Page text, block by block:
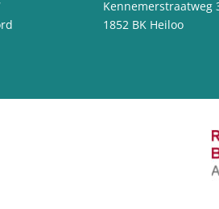
Kennemerstraatweg
1852 BK Heiloo